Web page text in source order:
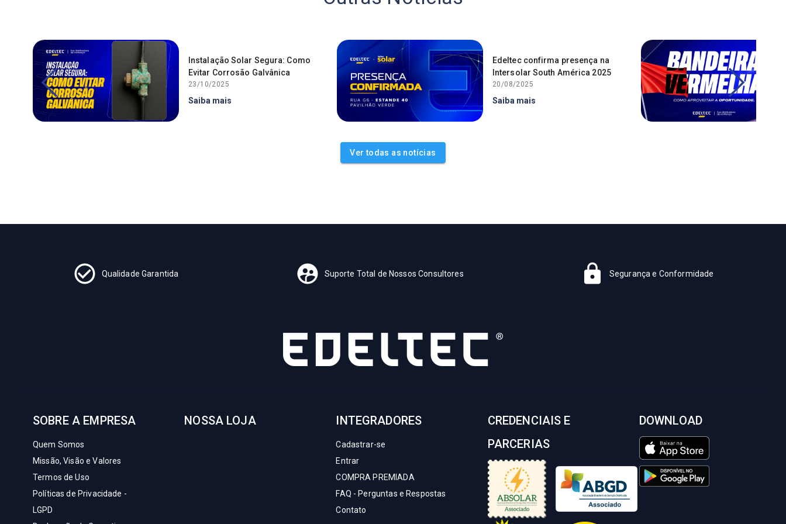
Instalação Solar Segura: Como
Evitar Corrosão Galvânica
23/10/2025
Saiba mais
​​Edeltec confirma presença na
Intersolar South América 2025
20/08/2025
Saiba mais
Ver todas as notícias
Qualidade Garantida Suporte Total de Nossos Consultores Segurança e Conformidade
SOBRE A EMPRESA
Quem Somos
Missão, Visão e Valores
Termos de Uso
Políticas de Privacidade -
LGPD
NOSSA LOJA INTEGRADORES
Cadastrar-se
Entrar
COMPRA PREMIADA
FAQ - Perguntas e Respostas
Contato
CREDENCIAIS E
PARCERIAS
DOWNLOAD